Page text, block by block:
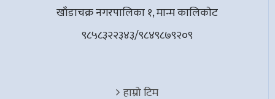
खाँडाचक्र नगरपालिका १, मान्म कालिकाेट
९८५८३२२३४३/९८४९८७९२०९
हाम्रो टिम